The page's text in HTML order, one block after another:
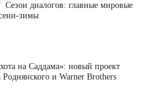
Сезон диалогов: главные мировые
зимы
на Саддама»: новый проект
Роднянского и Warner Brothers